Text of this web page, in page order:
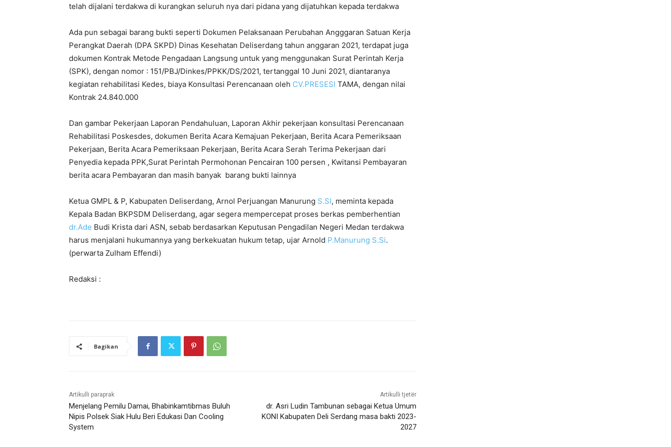
telah dijalani terdakwa di kurangkan seluruh nya dari pidana yang dijatuhkan kepada terdakwa
Ada pun sebagai barang bukti seperti Dokumen Pelaksanaan Perubahan Angggaran Satuan Kerja
Perangkat Daerah (DPA SKPD) Dinas Kesehatan Deliserdang tahun anggaran 2021, terdapat juga
dokumen Kontrak Metode Pengadaan Langsung untuk yang menggunakan Surat Perintah Kerja
(SPK), dengan nomor : 151/PBJ/Dinkes/PPKK/DS/2021, tertanggal 10 Juni 2021, diantaranya
kegiatan rehabilitasi Kedes, biaya Konsultasi Perencanaan oleh CV.PRESESI TAMA, dengan nilai
Kontrak 24.840.000
Dan gambar Pekerjaan Laporan Pendahuluan, Laporan Akhir pekerjaan konsultasi Perencanaan
Rehabilitasi Poskesdes, dokumen Berita Acara Kemajuan Pekerjaan, Berita Acara Pemeriksaan
Pekerjaan, Berita Acara Pemeriksaan Pekerjaan, Berita Acara Serah Terima Pekerjaan dari
Penyedia kepada PPK,Surat Perintah Permohonan Pencairan 100 persen , Kwitansi Pembayaran
berita acara Pembayaran dan masih banyak barang bukti lainnya
Ketua GMPL & P, Kabupaten Deliserdang, Arnol Perjuangan Manurung S.SI, meminta kepada
Kepala Badan BKPSDM Deliserdang, agar segera mempercepat proses berkas pemberhentian
dr.Ade Budi Krista dari ASN, sebab berdasarkan Keputusan Pengadilan Negeri Medan terdakwa
harus menjalani hukumannya yang berkekuatan hukum tetap, ujar Arnold P.Manurung S.Si.
(perwarta Zulham Effendi)
Redaksi :
Bagikan
Artikulli paraprak
Menjelang Pemilu Damai, Bhabinkamtibmas Buluh
Nipis Polsek Siak Hulu Beri Edukasi Dan Cooling
System
Artikulli tjetër
dr. Asri Ludin Tambunan sebagai Ketua Umum
KONI Kabupaten Deli Serdang masa bakti 2023-
2027